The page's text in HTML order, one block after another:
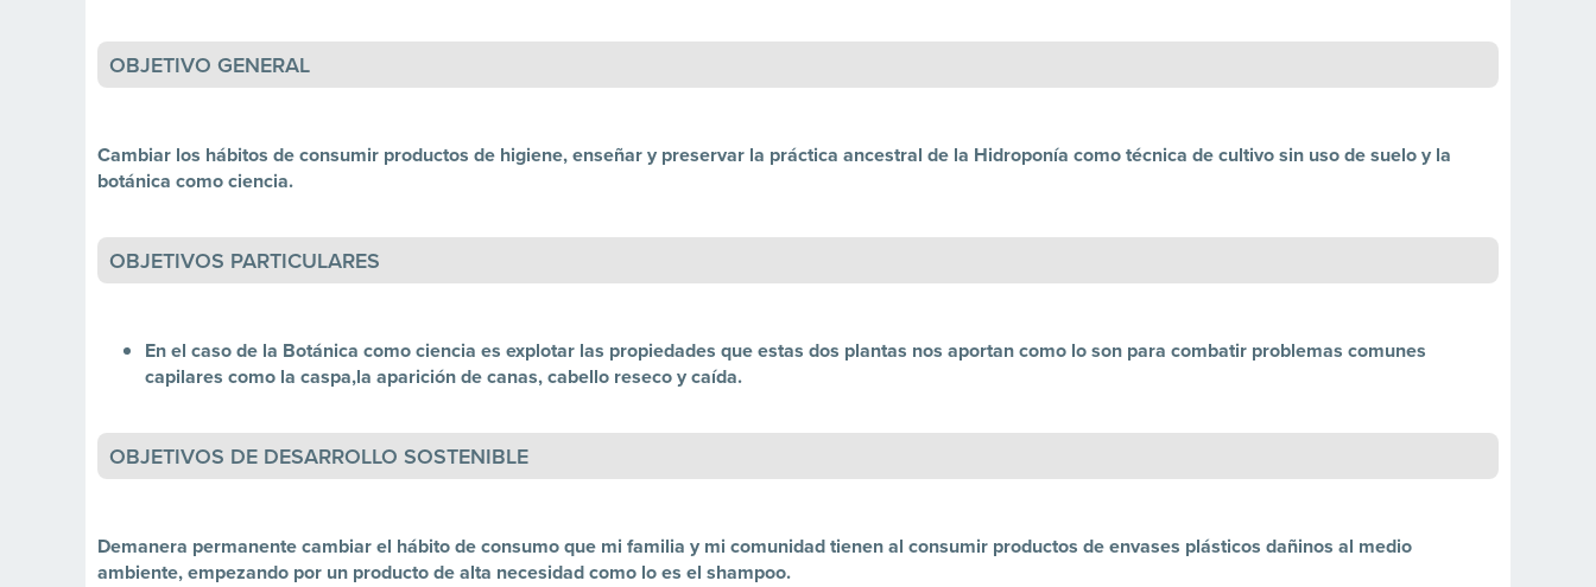
OBJETIVO GENERAL
Cambiar los hábitos de consumir productos de higiene, enseñar y preservar la práctica ancestral de la Hidroponía como técnica de cultivo sin uso de suelo y la
botánica como ciencia.
OBJETIVOS PARTICULARES
En el caso de la Botánica como ciencia es explotar las propiedades que estas dos plantas nos aportan como lo son para combatir problemas comunes
capilares como la caspa,la aparición de canas, cabello reseco y caída.
OBJETIVOS DE DESARROLLO SOSTENIBLE
Demanera permanente cambiar el hábito de consumo que mi familia y mi comunidad tienen al consumir productos de envases plásticos dañinos al medio
ambiente, empezando por un producto de alta necesidad como lo es el shampoo.